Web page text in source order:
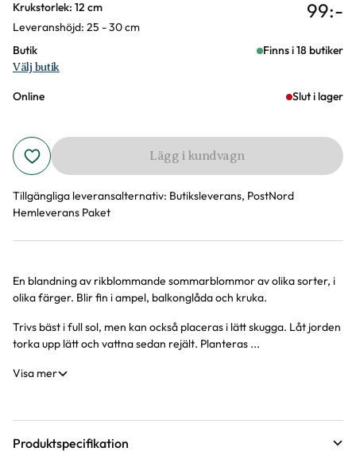
Varianter
Krukstorlek: 12 cm
Leveranshöjd: 25 - 30 cm
99:-
Butik Finns i 18 butiker
Välj butik
Online Slut i lager
Lägg i kundvagn
Tillgängliga leveransalternativ: Butiksleverans, PostNord
Hemleverans Paket
Produktinformation
En blandning av rikblommande sommarblommor av olika sorter, i
olika färger. Blir fin i ampel, balkonglåda och kruka.
Trivs bäst i full sol, men kan också placeras i lätt skugga. Låt jorden
torka upp lätt och vattna sedan rejält. Planteras ...
Visa mer
Produktspecifikation